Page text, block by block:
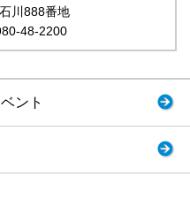
川888番地
48-2200
ント